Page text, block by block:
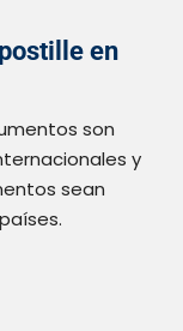
en
son
y
sean